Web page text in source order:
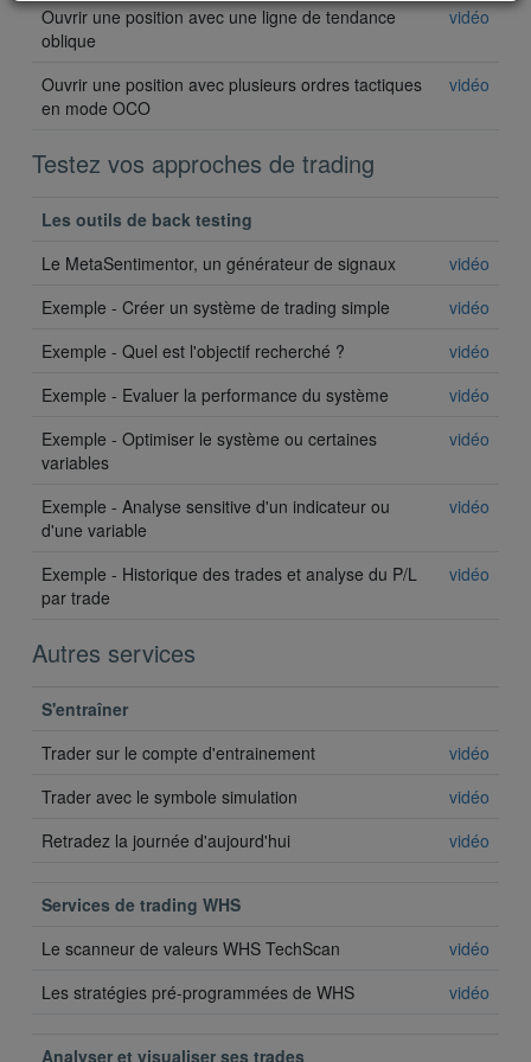
Ouvrir une position avec une ligne de tendance
oblique
vidéo
Ouvrir une position avec plusieurs ordres tactiques
en mode OCO
vidéo
Testez vos approches de trading
Les outils de back testing
Le MetaSentimentor, un générateur de signaux
vidéo
Exemple - Créer un système de trading simple
vidéo
Exemple - Quel est l'objectif recherché ?
vidéo
Exemple - Evaluer la performance du système
vidéo
Exemple - Optimiser le système ou certaines
variables
vidéo
Exemple - Analyse sensitive d'un indicateur ou
d'une variable
vidéo
Exemple - Historique des trades et analyse du P/L
par trade
vidéo
Autres services
S'entraîner
Trader sur le compte d'entrainement
vidéo
Trader avec le symbole simulation
vidéo
Retradez la journée d'aujourd'hui
vidéo
Services de trading WHS
Le scanneur de valeurs WHS TechScan
vidéo
Les stratégies pré-programmées de WHS
vidéo
Analyser et visualiser ses trades